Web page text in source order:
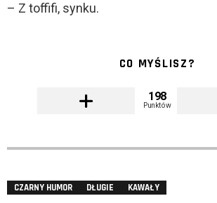
– Z toffifi, synku.
CO MYŚLISZ?
198
Punktów
CZARNY HUMOR DŁUGIE KAWAŁY